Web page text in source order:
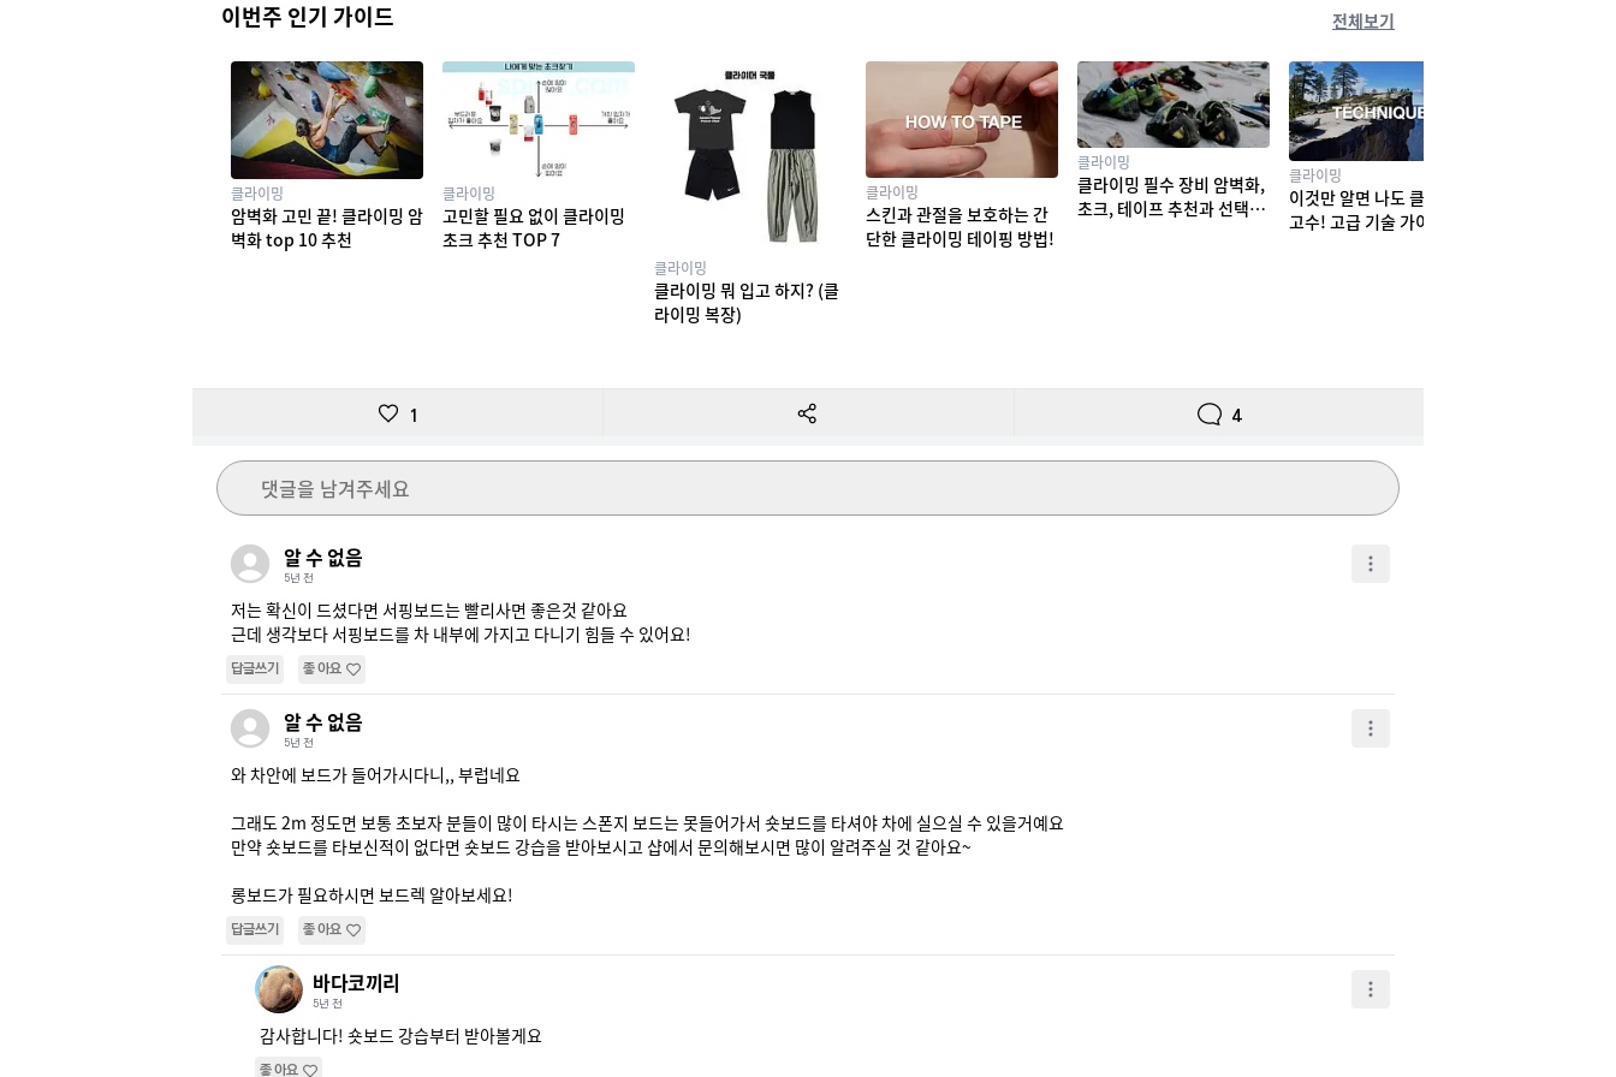
이번주 인기 가이드 전체보기
클라이밍
암벽화 고민 끝! 클라이밍 암
벽화 top 10 추천
클라이밍
고민할 필요 없이 클라이밍
초크 추천 TOP 7
클라이밍
클라이밍 뭐 입고 하지? (클
라이밍 복장)
클라이밍
스킨과 관절을 보호하는 간
단한 클라이밍 테이핑 방법!
클라이밍
클라이밍 필수 장비 암벽화,
초크, 테이프 추천과 선택법
클라이밍
이것만 알면 나도 클라이밍
고수! 고급 기술 가이드
1 4
댓글을 남겨주세요
알 수 없음
5년 전
저는 확신이 드셨다면 서핑보드는 빨리사면 좋은것 같아요
근데 생각보다 서핑보드를 차 내부에 가지고 다니기 힘들 수 있어요!
답글쓰기 좋아요
알 수 없음
5년 전
와 차안에 보드가 들어가시다니,, 부럽네요
그래도 2m 정도면 보통 초보자 분들이 많이 타시는 스폰지 보드는 못들어가서 숏보드를 타셔야 차에 실으실 수 있을거예요
만약 숏보드를 타보신적이 없다면 숏보드 강습을 받아보시고 샵에서 문의해보시면 많이 알려주실 것 같아요~
롱보드가 필요하시면 보드렉 알아보세요!
답글쓰기 좋아요
바다코끼리
5년 전
감사합니다! 숏보드 강습부터 받아볼게요
좋아요